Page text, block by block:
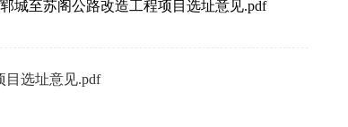
城至苏阁公路改造工程项目选址意见.pdf
目选址意见.pdf